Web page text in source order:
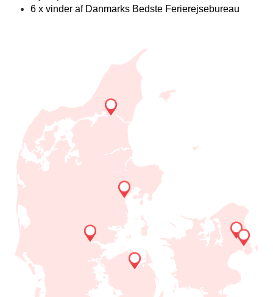
6 x vinder af Danmarks Bedste Ferierejsebureau